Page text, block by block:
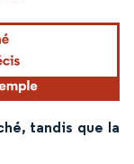
tandis que la